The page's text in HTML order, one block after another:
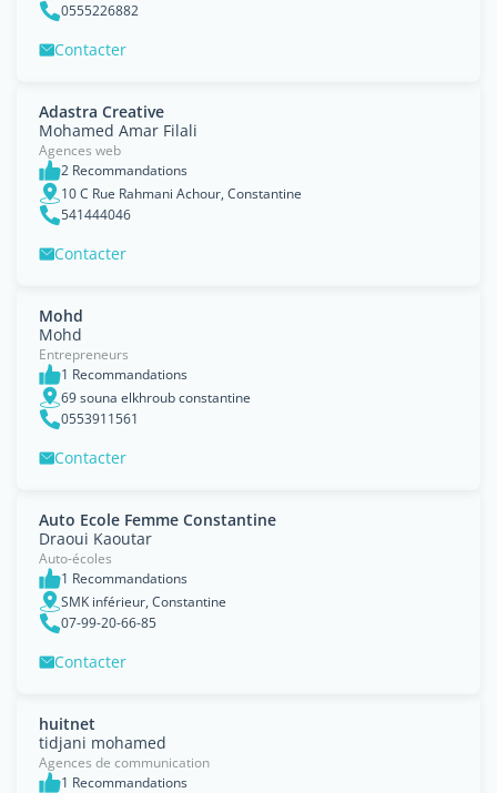
0555226882
Contacter
Adastra Creative
Mohamed Amar Filali
Agences web
2 Recommandations
10 C Rue Rahmani Achour, Constantine
541444046
Contacter
Mohd
Mohd
Entrepreneurs
1 Recommandations
69 souna elkhroub constantine
0553911561
Contacter
Auto Ecole Femme Constantine
Draoui Kaoutar
Auto-écoles
1 Recommandations
SMK inférieur, Constantine
07-99-20-66-85
Contacter
huitnet
tidjani mohamed
Agences de communication
1 Recommandations